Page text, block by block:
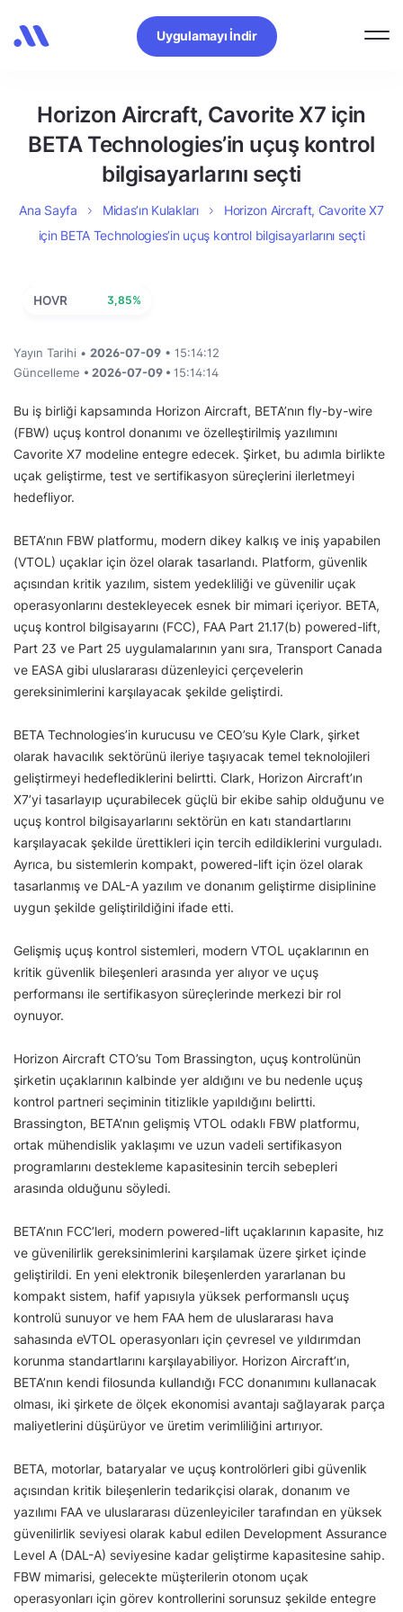
Uygulamayı İndir
Horizon Aircraft, Cavorite X7 için
BETA Technologies’in uçuş kontrol
bilgisayarlarını seçti
Ana Sayfa Midas’ın Kulakları
Horizon Aircraft, Cavorite X7
için BETA Technologies’in uçuş kontrol bilgisayarlarını seçti
HOVR 3,85%
Yayın Tarihi • 2026-07-09 • 15:14:12
Güncelleme • 2026-07-09 • 15:14:14
Bu iş birliği kapsamında Horizon Aircraft, BETA’nın fly-by-wire
(FBW) uçuş kontrol donanımı ve özelleştirilmiş yazılımını
Cavorite X7 modeline entegre edecek. Şirket, bu adımla birlikte
uçak geliştirme, test ve sertifikasyon süreçlerini ilerletmeyi
hedefliyor.
BETA’nın FBW platformu, modern dikey kalkış ve iniş yapabilen
(VTOL) uçaklar için özel olarak tasarlandı. Platform, güvenlik
açısından kritik yazılım, sistem yedekliliği ve güvenilir uçak
operasyonlarını destekleyecek esnek bir mimari içeriyor. BETA,
uçuş kontrol bilgisayarını (FCC), FAA Part 21.17(b) powered-lift,
Part 23 ve Part 25 uygulamalarının yanı sıra, Transport Canada
ve EASA gibi uluslararası düzenleyici çerçevelerin
gereksinimlerini karşılayacak şekilde geliştirdi.
BETA Technologies’in kurucusu ve CEO’su Kyle Clark, şirket
olarak havacılık sektörünü ileriye taşıyacak temel teknolojileri
geliştirmeyi hedeflediklerini belirtti. Clark, Horizon Aircraft’ın
X7’yi tasarlayıp uçurabilecek güçlü bir ekibe sahip olduğunu ve
uçuş kontrol bilgisayarlarını sektörün en katı standartlarını
karşılayacak şekilde ürettikleri için tercih edildiklerini vurguladı.
Ayrıca, bu sistemlerin kompakt, powered-lift için özel olarak
tasarlanmış ve DAL-A yazılım ve donanım geliştirme disiplinine
uygun şekilde geliştirildiğini ifade etti.
Gelişmiş uçuş kontrol sistemleri, modern VTOL uçaklarının en
kritik güvenlik bileşenleri arasında yer alıyor ve uçuş
performansı ile sertifikasyon süreçlerinde merkezi bir rol
oynuyor.
Horizon Aircraft CTO’su Tom Brassington, uçuş kontrolünün
şirketin uçaklarının kalbinde yer aldığını ve bu nedenle uçuş
kontrol partneri seçiminin titizlikle yapıldığını belirtti.
Brassington, BETA’nın gelişmiş VTOL odaklı FBW platformu,
ortak mühendislik yaklaşımı ve uzun vadeli sertifikasyon
programlarını destekleme kapasitesinin tercih sebepleri
arasında olduğunu söyledi.
BETA’nın FCC’leri, modern powered-lift uçaklarının kapasite, hız
ve güvenilirlik gereksinimlerini karşılamak üzere şirket içinde
geliştirildi. En yeni elektronik bileşenlerden yararlanan bu
kompakt sistem, hafif yapısıyla yüksek performanslı uçuş
kontrolü sunuyor ve hem FAA hem de uluslararası hava
sahasında eVTOL operasyonları için çevresel ve yıldırımdan
korunma standartlarını karşılayabiliyor. Horizon Aircraft’ın,
BETA’nın kendi filosunda kullandığı FCC donanımını kullanacak
olması, iki şirkete de ölçek ekonomisi avantajı sağlayarak parça
maliyetlerini düşürüyor ve üretim verimliliğini artırıyor.
BETA, motorlar, bataryalar ve uçuş kontrolörleri gibi güvenlik
açısından kritik bileşenlerin tedarikçisi olarak, donanım ve
yazılımı FAA ve uluslararası düzenleyiciler tarafından en yüksek
güvenilirlik seviyesi olarak kabul edilen Development Assurance
Level A (DAL-A) seviyesine kadar geliştirme kapasitesine sahip.
FBW mimarisi, gelecekte müşterilerin otonom uçak
operasyonları için görev kontrollerini sorunsuz şekilde entegre